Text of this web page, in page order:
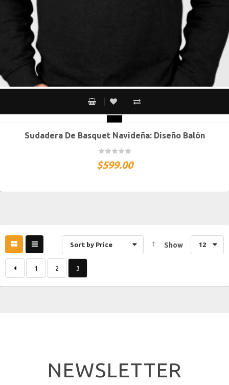
CH M G XG XXG
Sudadera De Basquet Navideña: Diseño Balón
$599.00
Sort by Price Show 12
1 2 3
NEWSLETTER